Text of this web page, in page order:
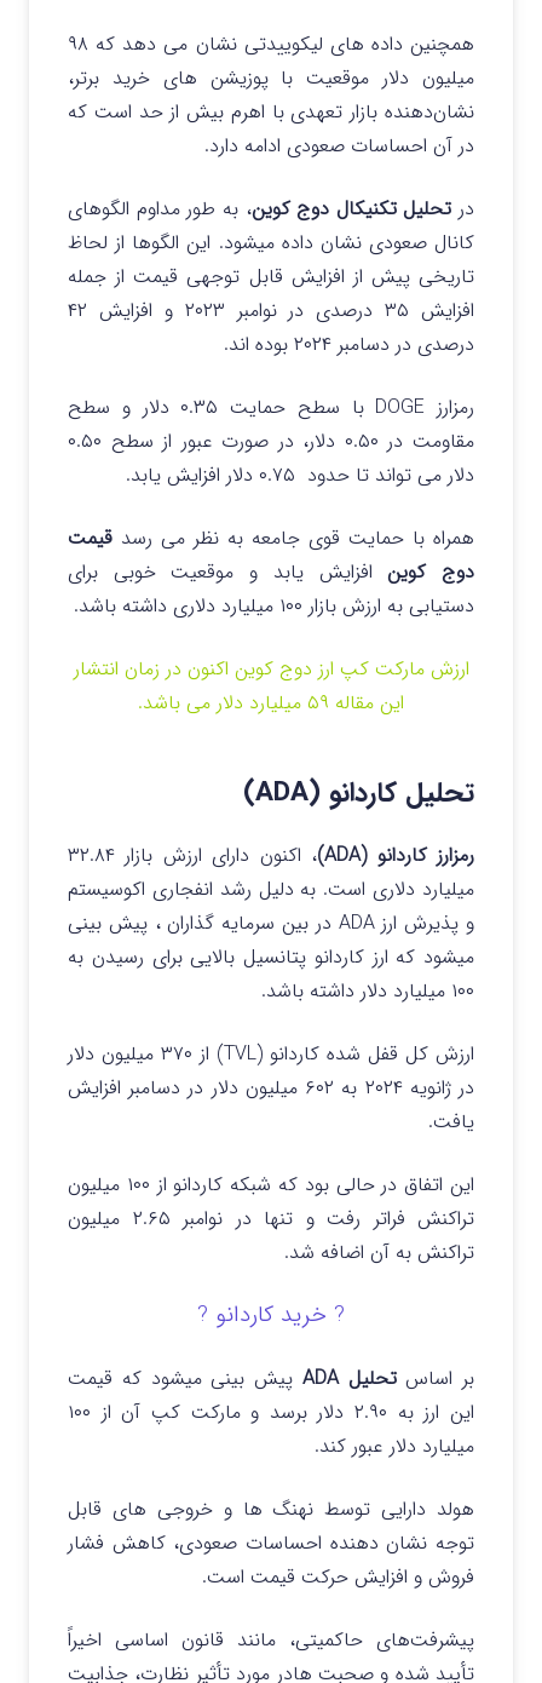
همچنین داده‌ های لیکوییدتی نشان می‌ دهد که ۹۸
میلیون دلار موقعیت با پوزیشن های خرید برتر،
نشان‌دهنده بازار تعهدی با اهرم بیش از حد است که
در آن احساسات صعودی ادامه دارد.
در تحلیل تکنیکال دوج کوین، به طور مداوم الگوهای
کانال صعودی نشان داده میشود. این الگوها از لحاظ
تاریخی پیش از افزایش قابل توجهی قیمت از جمله
افزایش ۳۵ درصدی در نوامبر ۲۰۲۳ و افزایش ۴۲
درصدی در دسامبر ۲۰۲۴ بوده اند.
رمزارز DOGE با سطح حمایت ۰.۳۵ دلار و سطح
مقاومت در ۰.۵۰ دلار، در صورت عبور از سطح ۰.۵۰
دلار می تواند تا حدود ۰.۷۵ دلار افزایش یابد.
همراه با حمایت قوی جامعه به نظر می رسد قیمت
دوج کوینافزایش یابد و موقعیت خوبی برای
دستیابی به ارزش بازار ۱۰۰ میلیارد دلاری داشته باشد.
ارزش مارکت کپ ارز دوج کوین اکنون در زمان انتشار
این مقاله ۵۹ میلیارد دلار می باشد.
تحلیل کاردانو (ADA)
رمزارز کاردانو (ADA)
، اکنون دارای ارزش بازار ۳۲.۸۴
میلیارد دلاری است. به دلیل رشد انفجاری اکوسیستم
و پذیرش ارز ADA در بین سرمایه گذاران ، پیش بینی
میشود که ارز کاردانو پتانسیل بالایی برای رسیدن به
۱۰۰ میلیارد دلار داشته باشد.
ارزش کل قفل شده کاردانو (TVL) از ۳۷۰ میلیون دلار
در ژانویه ۲۰۲۴ به ۶۰۲ میلیون دلار در دسامبر افزایش
یافت.
این اتفاق در حالی بود که شبکه کاردانو از ۱۰۰ میلیون
تراکنش فراتر رفت و تنها در نوامبر ۲.۶۵ میلیون
تراکنش به آن اضافه شد.
? خرید کاردانو ?
بر اساستحلیل ADA
پیش بینی میشود که قیمت
این ارز به ۲.۹۰ دلار برسد و مارکت کپ آن از ۱۰۰
میلیارد دلار عبور کند.
هولد دارایی توسط نهنگ ها و خروجی های قابل
توجه نشان دهنده احساسات صعودی، کاهش فشار
فروش و افزایش حرکت قیمت است.
پیشرفت‌های حاکمیتی، مانند قانون اساسی اخیراً
تأیید شده و صحبت هادر مورد تأثیر نظارت، جذابیت